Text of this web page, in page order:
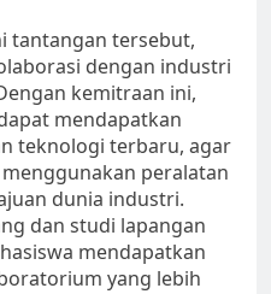
tantangan tersebut,
dengan industri
kemitraan ini,
mendapatkan
teknologi terbaru, agar
peralatan
dunia industri.
dan studi lapangan
mendapatkan
yang lebih